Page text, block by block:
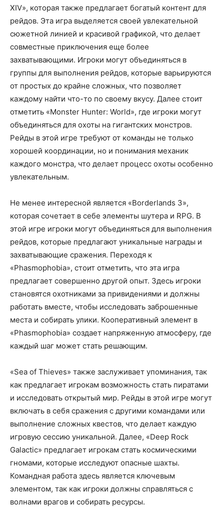
XIV», которая также предлагает богатый контент для
рейдов. Эта игра выделяется своей увлекательной
сюжетной линией и красивой графикой, что делает
совместные приключения еще более
захватывающими. Игроки могут объединяться в
группы для выполнения рейдов, которые варьируются
от простых до крайне сложных, что позволяет
каждому найти что-то по своему вкусу. Далее стоит
отметить «Monster Hunter: World», где игроки могут
объединяться для охоты на гигантских монстров.
Рейды в этой игре требуют от команды не только
хорошей координации, но и понимания механик
каждого монстра, что делает процесс охоты особенно
увлекательным.
Не менее интересной является «Borderlands 3»,
которая сочетает в себе элементы шутера и RPG. В
этой игре игроки могут объединяться для выполнения
рейдов, которые предлагают уникальные награды и
захватывающие сражения. Переходя к
«Phasmophobia», стоит отметить, что эта игра
предлагает совершенно другой опыт. Здесь игроки
становятся охотниками за привидениями и должны
работать вместе, чтобы исследовать заброшенные
места и собирать улики. Кооперативный элемент в
«Phasmophobia» создает напряженную атмосферу, где
каждый шаг может стать решающим.
«Sea of Thieves» также заслуживает упоминания, так
как предлагает игрокам возможность стать пиратами
и исследовать открытый мир. Рейды в этой игре могут
включать в себя сражения с другими командами или
выполнение сложных квестов, что делает каждую
игровую сессию уникальной. Далее, «Deep Rock
Galactic» предлагает игрокам стать космическими
гномами, которые исследуют опасные шахты.
Командная работа здесь является ключевым
элементом, так как игроки должны справляться с
волнами врагов и собирать ресурсы.